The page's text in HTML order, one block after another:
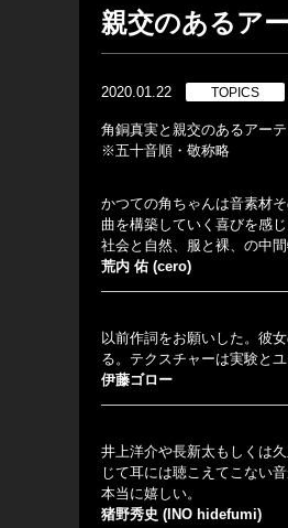
親交のあるア
2020.01.22 TOPICS
角銅真実と親交のあるアー
※五十音順・敬称略
かつての角ちゃんは音素材
曲を構築していく喜びを感じ
社会と自然、服と裸、の中
荒内 佑 (cero)
以前作詞をお願いした。彼
る。テクスチャーは実験と
伊藤ゴロー
井上洋介や長新太もしくは
じて耳には聴こえてこない
本当に嬉しい。
猪野秀史 (INO hidefumi)